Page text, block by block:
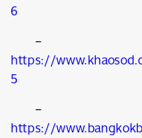
6
–
https://
5
–
https://